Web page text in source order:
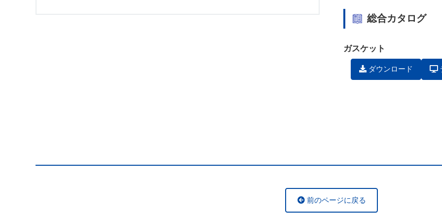
総合カタログ
ガスケット
ダウンロード
前のページに戻る